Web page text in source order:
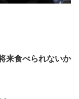
来食べられないか